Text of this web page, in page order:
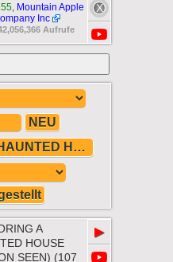
, Mountain Apple
Inc
Aufrufe
NEU
Abonniere: EXPLORING A HAUNTED HOUSE (DEM
A
HOUSE
SEEN) (107
▶